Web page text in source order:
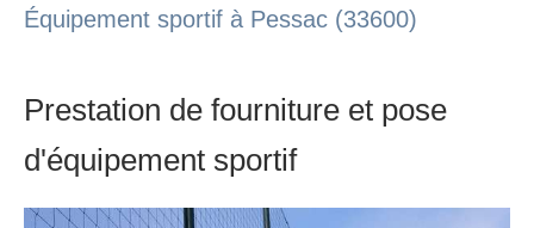
Équipement sportif à Pessac (33600)
Prestation de fourniture et pose
d'équipement sportif